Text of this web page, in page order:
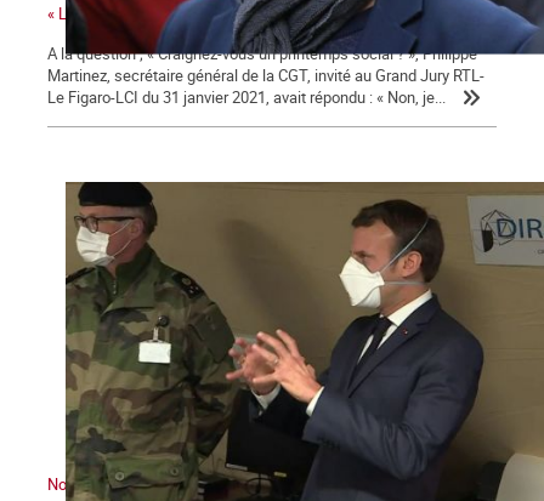
« La colère sociale est là » ...
A la question ; « Craignez-vous un printemps social ? », Philippe
Martinez, secrétaire général de la CGT, invité au Grand Jury RTL-
Le Figaro-LCI du 31 janvier 2021, avait répondu : « Non, je...
Nous sommes en guerre … contre Macron !